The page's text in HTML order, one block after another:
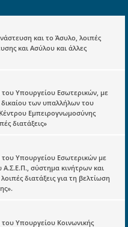
και το Άσυλο, λοιπές
και Ασύλου και άλλες
Υπουργείου Εσωτερικών, με
των υπαλλήλων του
Εμπειρογνωμοσύνης
διατάξεις»
Υπουργείου Εσωτερικών με
σύστημα κινήτρων και
διατάξεις για τη βελτίωση
Υπουργείου Κοινωνικής
που
και φιλοδοξεί να συμβάλλει